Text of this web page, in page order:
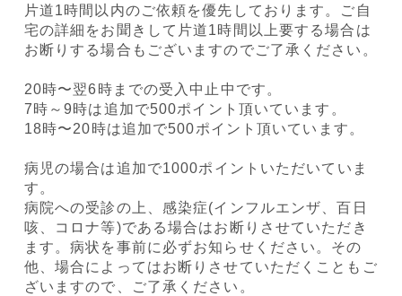
片道1時間以内のご依頼を優先しております。ご自
宅の詳細をお聞きして片道1時間以上要する場合は
お断りする場合もございますのでご了承ください。
20時〜翌6時までの受入中止中です。
7時～9時は追加で500ポイント頂いています。
18時〜20時は追加で500ポイント頂いています。
病児の場合は追加で1000ポイントいただいていま
す。
病院への受診の上、感染症(インフルエンザ、百日
咳、コロナ等)である場合はお断りさせていただき
ます。病状を事前に必ずお知らせください。その
他、場合によってはお断りさせていただくこともご
ざいますので、ご了承ください。